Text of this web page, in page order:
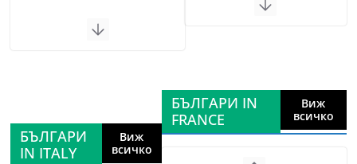
БЪЛГАРИ
IN ITALY
Виж
всичко
БЪЛГАРИ IN
FRANCE
Виж
всичко